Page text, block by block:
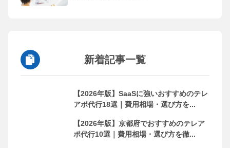
新着記事一覧
【2026年版】SaaSに強いおすすめのテレ
アポ代行18選｜費用相場・選び方を...
【2026年版】京都府でおすすめのテレア
ポ代行10選｜費用相場・選び方を徹...